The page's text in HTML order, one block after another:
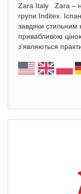
Zara Italy Zara –
групи Inditex.
завдяки стильним
привабливою
з'являються